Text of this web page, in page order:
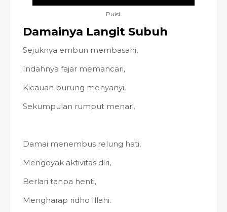
Puisi.
Damainya Langit Subuh
Sejuknya embun membasahi,
Indahnya fajar memancari,
Kicauan burung menyanyi,
Sekumpulan rumput menari.
Damai menembus relung hati,
Mengoyak aktivitas diri,
Berlari tanpa henti,
Mengharap ridho Illahi.